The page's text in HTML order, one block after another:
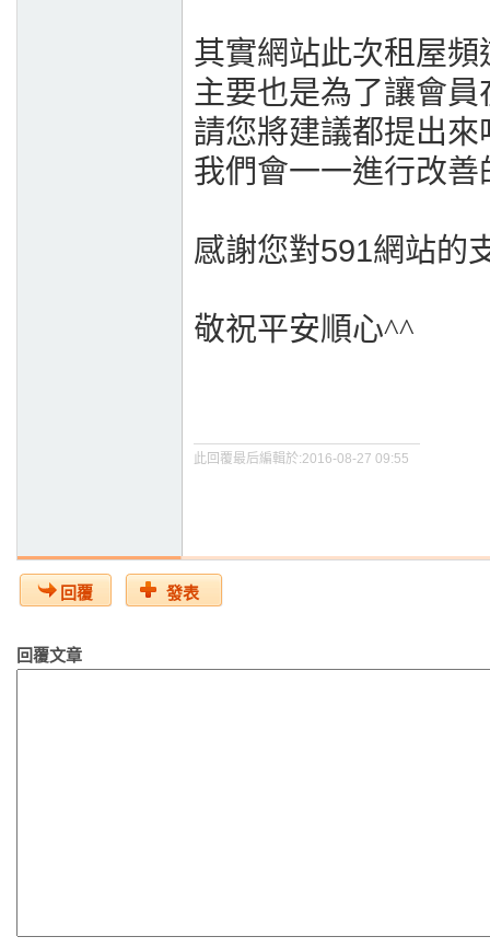
其實網站此次租屋頻
主要也是為了讓會
請您將建議都提出來
我們會一一進行改善
感謝您對591網站的
敬祝平安順心^^
此回覆最后編輯於:2016-08-27 09:55
回覆 發表
回覆文章